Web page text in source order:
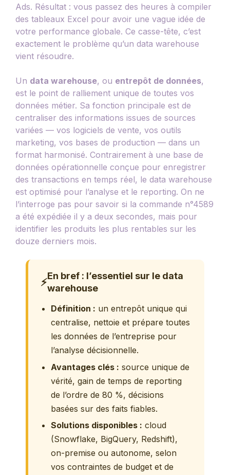
Ads. Résultat : vous passez des heures à compiler
des tableaux Excel pour avoir une vague idée de
votre performance globale. Ce casse-tête, c’est
exactement le problème qu’un data warehouse
vient résoudre.
Un data warehouse, ou entrepôt de données,
est le point de ralliement unique de toutes vos
données métier. Sa fonction principale est de
centraliser des informations issues de sources
variées — vos logiciels de vente, vos outils
marketing, vos bases de production — dans un
format harmonisé. Contrairement à une base de
données opérationnelle conçue pour enregistrer
des transactions en temps réel, le data warehouse
est optimisé pour l’analyse et le reporting. On ne
l’interroge pas pour savoir si la commande n°4589
a été expédiée il y a deux secondes, mais pour
identifier les produits les plus rentables sur les
douze derniers mois.
⚡
En bref : l’essentiel sur le data
warehouse
Définition : un entrepôt unique qui
centralise, nettoie et prépare toutes
les données de l’entreprise pour
l’analyse décisionnelle.
Avantages clés : source unique de
vérité, gain de temps de reporting
de l’ordre de 80 %, décisions
basées sur des faits fiables.
Solutions disponibles : cloud
(Snowflake, BigQuery, Redshift),
on-premise ou autonome, selon
vos contraintes de budget et de